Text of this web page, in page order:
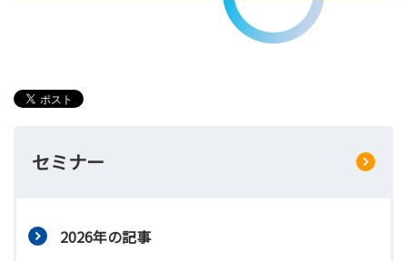
セミナー
2026年の記事